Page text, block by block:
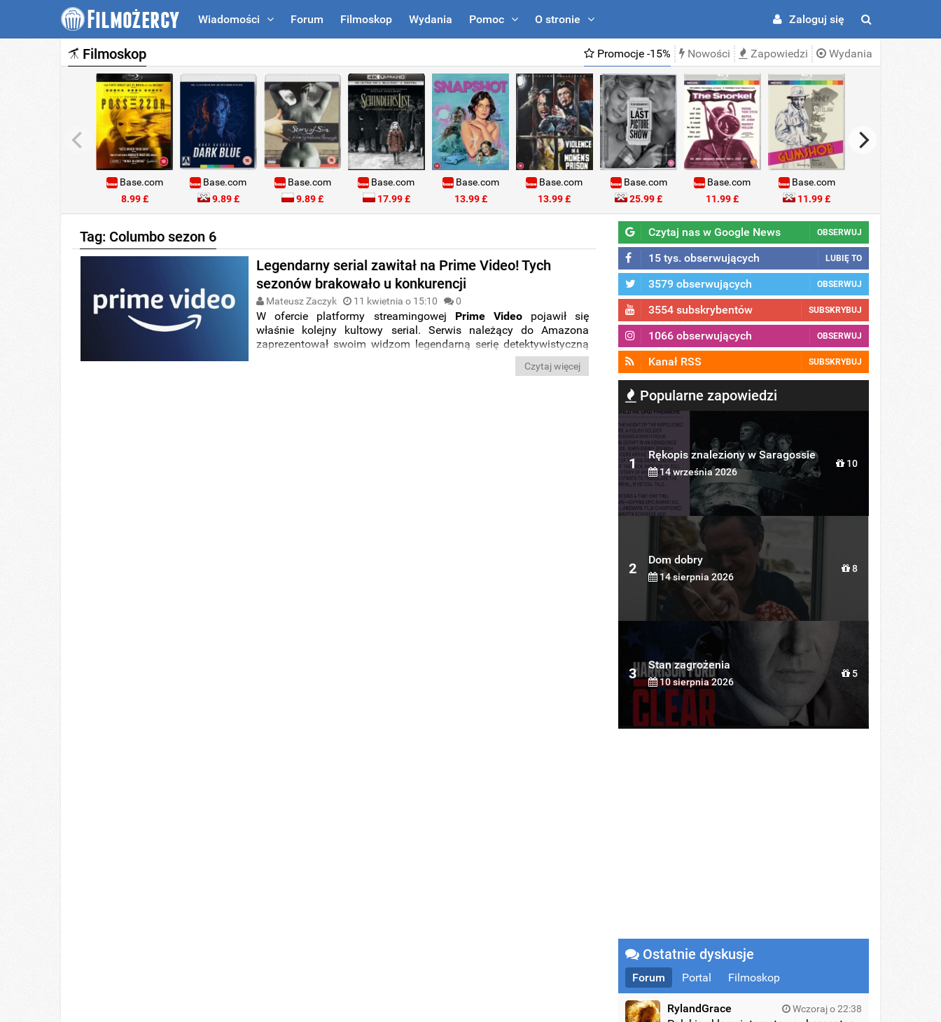
Wiadomości Forum Filmoskop Wydania Pomoc O stronie Zaloguj się
Filmoskop Promocje -15% Nowości Zapowiedzi Wydania
Base.com
8.99 £
Base.com
9.89 £
Base.com
9.89 £
Base.com
17.99 £
Base.com
13.99 £
Base.com
13.99 £
Base.com
25.99 £
Base.com
11.99 £
Base.com
11.99 £
Tag: Columbo sezon 6
Legendarny serial zawitał na Prime Video! Tych
sezonów brakowało u konkurencji
Mateusz Zaczyk 11 kwietnia o 15:10 0
W ofercie platformy streamingowej Prime Videopojawił się
właśnie kolejny kultowy serial. Serwis należący do Amazona
zaprezentował swoim widzom legendarną serię detektywistyczną
”. Tym samym dostępne stały się dla nas
SkyShowtime
Czytaj więcej
Czytaj nas w Google News OBSERWUJ
15 tys. obserwujących LUBIĘ TO
3579 obserwujących OBSERWUJ
3554 subskrybentów SUBSKRYBUJ
1066 obserwujących OBSERWUJ
Kanał RSS SUBSKRYBUJ
Popularne zapowiedzi
1
Rękopis znaleziony w Saragossie
14 września 2026
10
2
Dom dobry
14 sierpnia 2026
8
3
Stan zagrożenia
10 sierpnia 2026
5
Ostatnie dyskusje
Forum Portal Filmoskop
RylandGrace Wczoraj o 22:38